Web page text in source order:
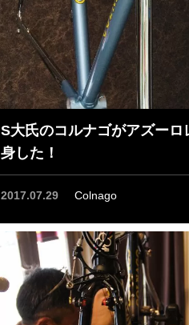
S大氏のコルナゴがアズーロ
身した！
2017.07.29 Colnago